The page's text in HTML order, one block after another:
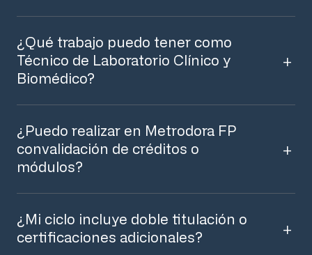
¿Qué trabajo puedo tener como
Técnico de Laboratorio Clínico y
Biomédico?
¿Puedo realizar en Metrodora FP
convalidación de créditos o
módulos?
¿Mi ciclo incluye doble titulación o
certificaciones adicionales?